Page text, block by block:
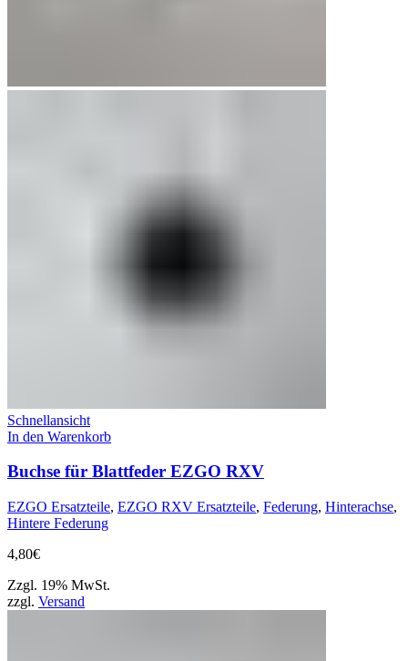
Schnellansicht
In den Warenkorb
Buchse für Blattfeder EZGO RXV
EZGO Ersatzteile, EZGO RXV Ersatzteile, Federung, Hinterachse,
Hintere Federung
4,80€
Zzgl. 19% MwSt.
zzgl. Versand